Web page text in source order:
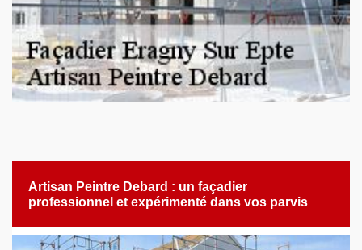
Artisan Peintre Debard : un façadier
professionnel et expérimenté dans vos parvis